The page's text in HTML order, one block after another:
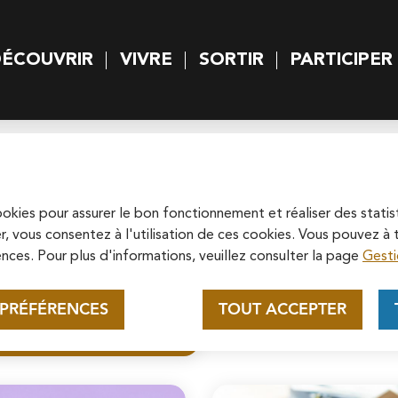
pour assurer le bon fonctionnement et réaliser des
vous consentez à l'utilisation de ces cookies. Vous pouvez
Pour plus d'informations, veuillez consulter la page
TOUT ACCEPTER
Cathédrale Saint-Maclou de
Pontoise
Soutenez la rénovation de la cathédrale
Saint-Maclou en vous connectant sur le
principal VIVRE SORTIR PARTICIPER
urbanisme